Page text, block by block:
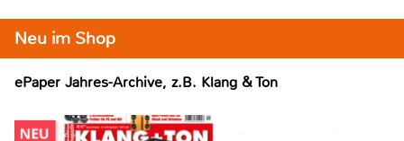
Neu im Shop
ePaper Jahres-Archive, z.B. Klang & Ton